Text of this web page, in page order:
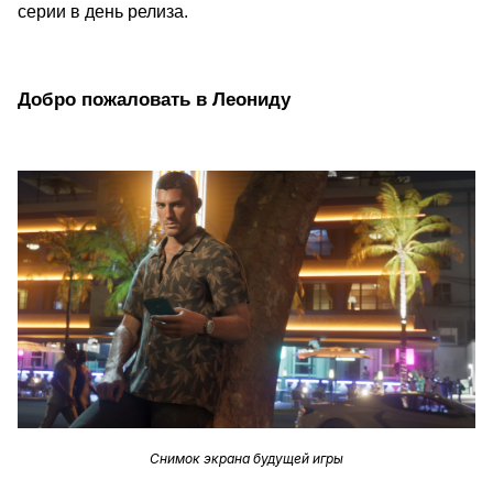
серии в день релиза.
Добро пожаловать в Леониду
Снимок экрана будущей игры